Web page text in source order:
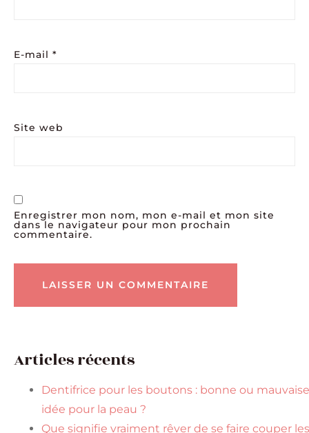
E-mail *
Site web
Enregistrer mon nom, mon e-mail et mon site
dans le navigateur pour mon prochain
commentaire.
Articles récents
Dentifrice pour les boutons : bonne ou mauvaise
idée pour la peau ?
Que signifie vraiment rêver de se faire couper les